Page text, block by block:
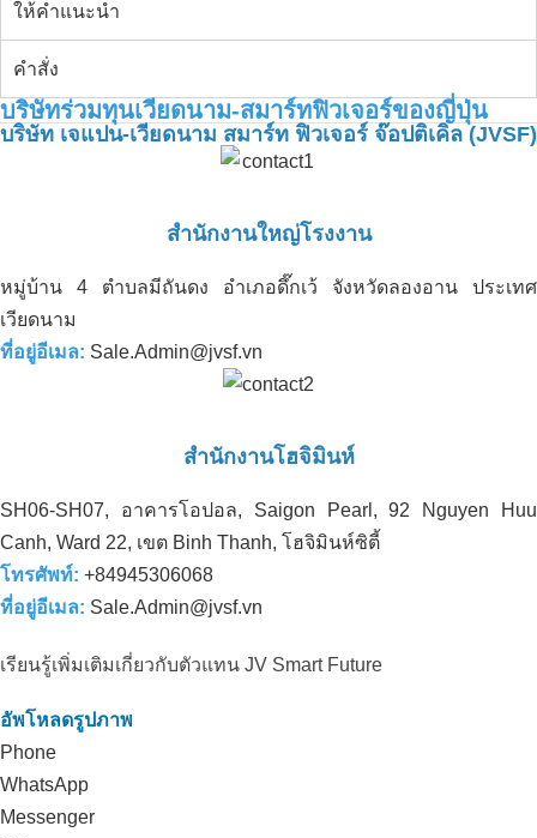
ให้คำแนะนำ
คำสั่ง
บริษัทร่วมทุนเวียดนาม-สมาร์ทฟิวเจอร์ของญี่ปุ่น
บริษัท เจแปน-เวียดนาม สมาร์ท ฟิวเจอร์ จ๊อปติเคิล (JVSF)
สำนักงานใหญ่โรงงาน
หมู่บ้าน 4 ตำบลมีถันดง อำเภอดึ๊กเว้ จังหวัดลองอาน ประเทศ
เวียดนาม
ที่อยู่อีเมล: Sale.Admin@jvsf.vn
สำนักงานโฮจิมินห์
SH06-SH07, อาคารโอปอล, Saigon Pearl, 92 Nguyen Huu
Canh, Ward 22, เขต Binh Thanh, โฮจิมินห์ซิตี้
โทรศัพท์: +84945306068
ที่อยู่อีเมล: Sale.Admin@jvsf.vn
เรียนรู้เพิ่มเติมเกี่ยวกับตัวแทน JV Smart Future
อัพโหลดรูปภาพ
Phone
WhatsApp
Messenger